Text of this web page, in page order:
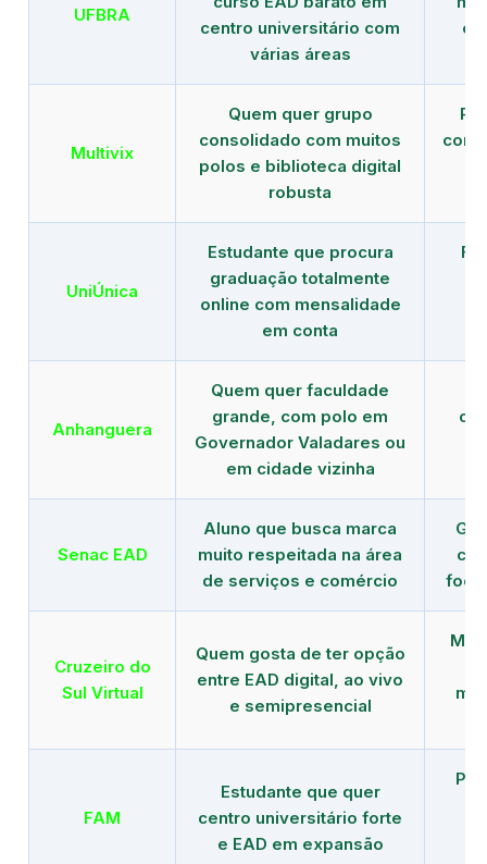
UFBRA
centro universitário com
várias áreas
Multivix
Quem quer grupo
consolidado com muitos
polos e biblioteca digital
robusta
com
UniÚnica
Estudante que procura
graduação totalmente
online com mensalidade
em conta
Anhanguera
Quem quer faculdade
grande, com polo em
Governador Valadares ou
em cidade vizinha
Senac EAD
Aluno que busca marca
muito respeitada na área
de serviços e comércio
foco
Cruzeiro do
Sul Virtual
Quem gosta de ter opção
entre EAD digital, ao vivo
e semipresencial
FAM
Estudante que quer
centro universitário forte
e EAD em expansão